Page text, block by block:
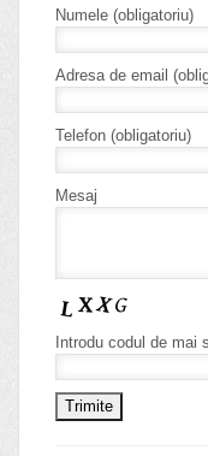
Numele (obligatoriu)
Adresa de email
Telefon (obligatoriu)
Mesaj
Introdu codul de mai